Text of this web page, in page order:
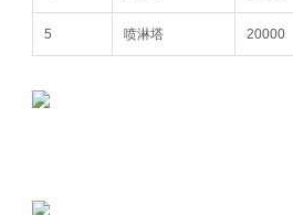
5 喷淋塔 20000